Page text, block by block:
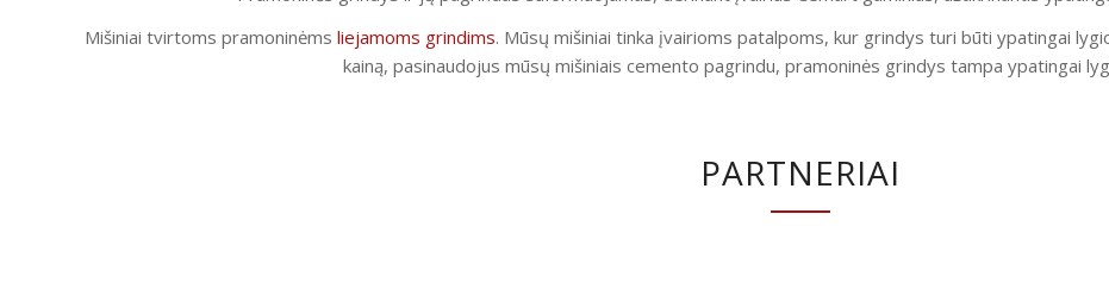
Mišiniai tvirtoms pramoninėms liejamoms grindims. Mūsų mišiniai tinka įvairioms patalpoms, kur grindys turi būti ypatingai
kainą, pasinaudojus mūsų mišiniais cemento pagrindu, pramoninės grindys tampa ypatingai
PARTNERIAI